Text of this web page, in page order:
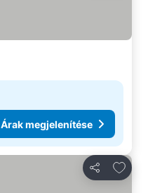
Árak megjelenítése
Megosztás